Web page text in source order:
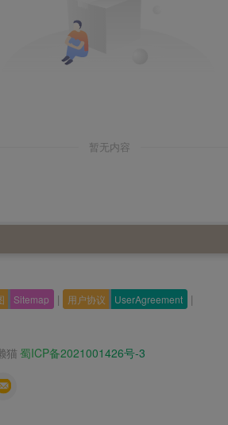
暂无内容
Sitemap | 用户协议 UserAgreement |
猫 蜀ICP备2021001426号-3